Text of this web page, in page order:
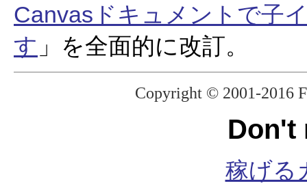
Canvasドキュメントで子
す 」を全面的に改訂。
Copyright © 2001-2016
Don't
稼げる